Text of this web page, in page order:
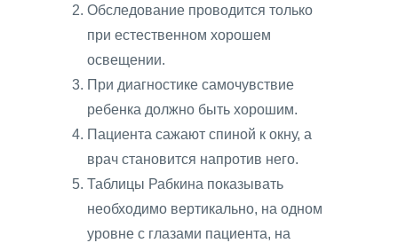
Обследование проводится только
при естественном хорошем
освещении.
При диагностике самочувствие
ребенка должно быть хорошим.
Пациента сажают спиной к окну, а
врач становится напротив него.
Таблицы Рабкина показывать
необходимо вертикально, на одном
уровне с глазами пациента, на